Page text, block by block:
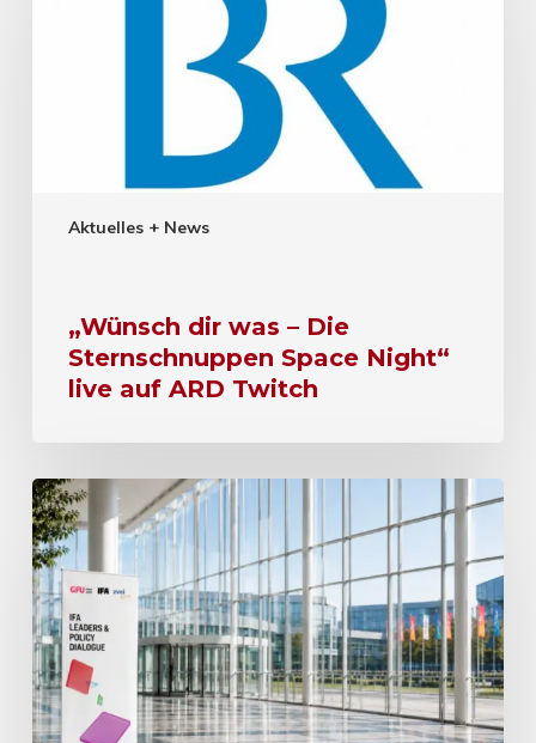
Aktuelles + News
„Wünsch dir was – Die
Sternschnuppen Space Night“
live auf ARD Twitch